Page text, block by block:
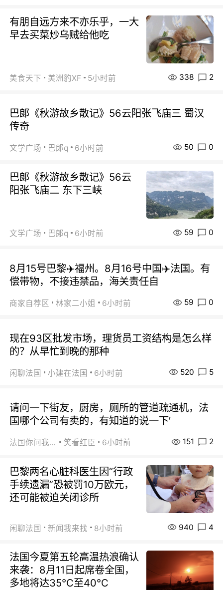
有朋自远方来不亦乐乎，一大
早去买菜炒乌贼给他吃
美食天下 美洲豹XF 5小时前 338 2
巴郞《秋游故乡散记》56云阳张飞庙三 蜀汉
传奇
文学广场 巴郞q 6小时前 50 0
巴郞《秋游故乡散记》56云
阳张飞庙二 东下三峡
文学广场 巴郞q 6小时前 59 0
8月15号巴黎✈️福州。8月16号中国✈️法国。有
偿带物，不接违禁品，海关责任自
商家自荐区 林家二小姐 6小时前 59 0
现在93区批发市场，理货员工资结构是怎么样
的？从早忙到晚的那种
闲聊法国 小建在法国 6小时前 520 5
请问一下街友，厨房，厕所的管道疏通机，法
国哪个公司有卖的，有知道的说一下′
法国你问我答 笑看红臣 6小时前 151 2
巴黎两名心脏科医生因“行政
手续遗漏”恐被罚10万欧元，
还可能被迫关闭诊所
闲聊法国 新闻我来找 8小时前 940 4
法国今夏第五轮高温热浪确认
来袭：8月11日起席卷全国，
多地将达35℃至40℃